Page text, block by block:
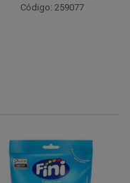
Código: 259077